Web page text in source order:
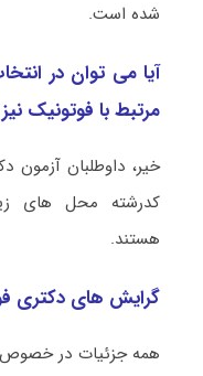
شده است.
آیا می توان در
مرتبط با فوتونیک
خیر، داوطلبان آزمون
کدرشته محل های
هستند.
گرایش های دکتری
همه جزئیات در خصوص